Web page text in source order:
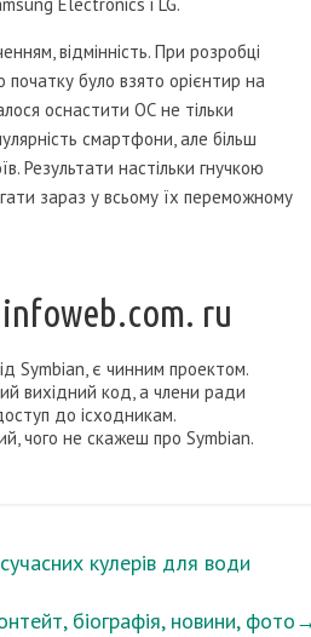
відмінність. При розробці
було взято орієнтир на
оснастити ОС не тільки
смартфони, але більш
Результати настільки гнучкою
зараз у всьому їх переможному
ru
Symbian, є чинним проектом.
вихідний код, а члени ради
до ісходникам.
чого не скажеш про Symbian.
кулерів для води
біографія, новини, фото